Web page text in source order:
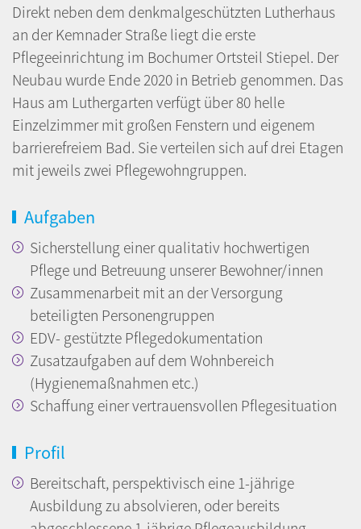
Direkt neben dem denkmalgeschützten Lutherhaus
an der Kemnader Straße liegt die erste
Pflegeeinrichtung im Bochumer Ortsteil Stiepel. Der
Neubau wurde Ende 2020 in Betrieb genommen. Das
Haus am Luthergarten verfügt über 80 helle
Einzelzimmer mit großen Fenstern und eigenem
barrierefreiem Bad. Sie verteilen sich auf drei Etagen
mit jeweils zwei Pflegewohngruppen.
Aufgaben
Sicherstellung einer qualitativ hochwertigen
Pflege und Betreuung unserer Bewohner/innen
Zusammenarbeit mit an der Versorgung
beteiligten Personengruppen
EDV- gestützte Pflegedokumentation
Zusatzaufgaben auf dem Wohnbereich
(Hygienemaßnahmen etc.)
Schaffung einer vertrauensvollen Pflegesituation
Profil
Bereitschaft, perspektivisch eine 1-jährige
Ausbildung zu absolvieren, oder bereits